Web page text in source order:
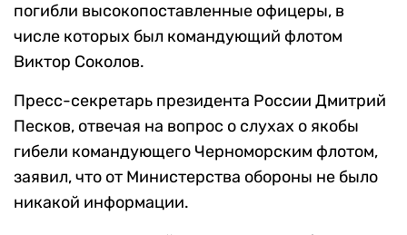
погибли высокопоставленные офицеры, в
числе которых был командующий флотом
Виктор Соколов.
Пресс-секретарь президента России Дмитрий
Песков, отвечая на вопрос о слухах о якобы
гибели командующего Черноморским флотом,
заявил, что от Министерства обороны не было
никакой информации.